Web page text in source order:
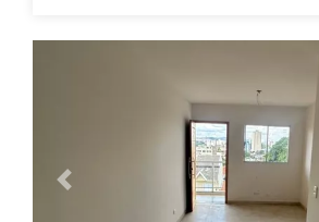
Previous